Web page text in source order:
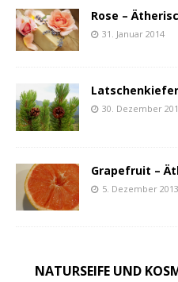
Rose –
31. Januar 2014
30. Dezember
Grapefruit –
5. Dezember 2013
NATURSEIFE UND